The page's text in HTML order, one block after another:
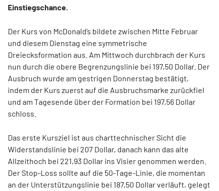
Einstiegschance.
Der Kurs von McDonald’s bildete zwischen Mitte Februar
und diesem Dienstag eine symmetrische
Dreiecksformation aus. Am Mittwoch durchbrach der Kurs
nun durch die obere Begrenzungslinie bei 197,50 Dollar. Der
Ausbruch wurde am gestrigen Donnerstag bestätigt,
indem der Kurs zuerst auf die Ausbruchsmarke zurückfiel
und am Tagesende über der Formation bei 197,56 Dollar
schloss.
Das erste Kursziel ist aus charttechnischer Sicht die
Widerstandslinie bei 207 Dollar, danach kann das alte
Allzeithoch bei 221,93 Dollar ins Visier genommen werden.
Der Stop-Loss sollte auf die 50-Tage-Linie, die momentan
an der Unterstützungslinie bei 187,50 Dollar verläuft, gelegt